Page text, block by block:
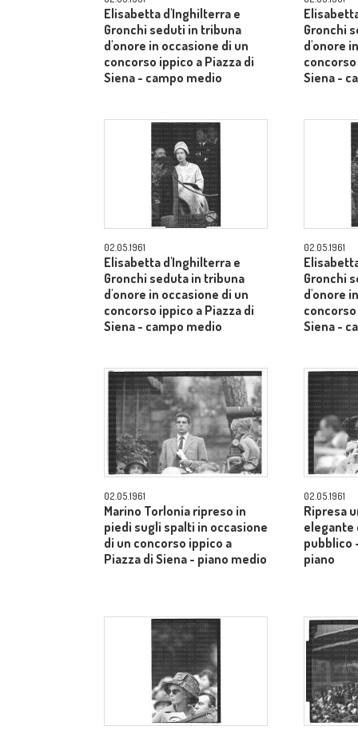
Elisabetta d'Inghilterra e
Gronchi seduti in tribuna
d'onore in occasione di un
concorso ippico a Piazza di
Siena - campo medio
Gronchi
d'onore
Siena -
02.05.1961
Elisabetta d'Inghilterra e
Gronchi seduta in tribuna
d'onore in occasione di un
concorso ippico a Piazza di
Siena - campo medio
02.05.1961
Gronchi
d'onore
Siena -
02.05.1961
Marino Torlonia ripreso in
piedi sugli spalti in occasione
di un concorso ippico a
Piazza di Siena - piano medio
02.05.1961
Ripresa
elegante
pubblico
piano